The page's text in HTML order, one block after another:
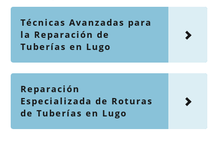
Técnicas Avanzadas para
la Reparación de
Tuberías en Lugo
Reparación
Especializada de Roturas
de Tuberías en Lugo